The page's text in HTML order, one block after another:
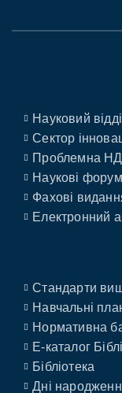
Науковий
Сектор
Проблемна
Наукові
Фахові
Електронний
Стандарти
Навчальні
Нормативна
E-каталог
Бібліотека
Дні